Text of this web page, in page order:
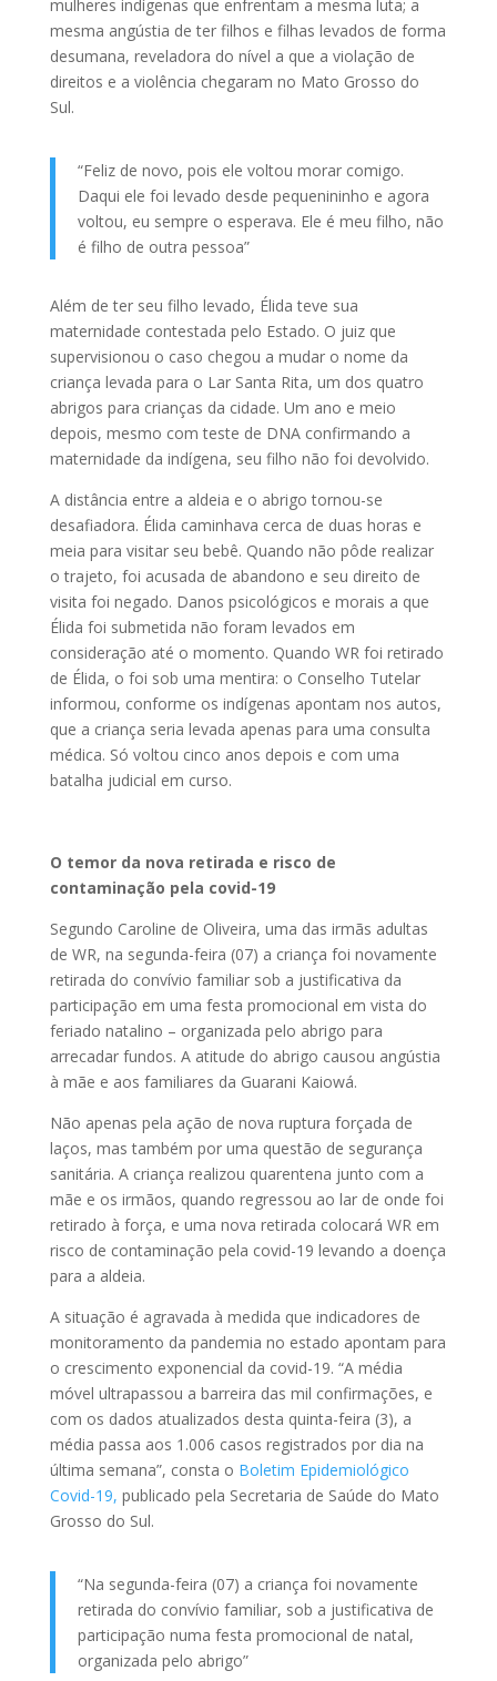
mulheres indígenas que enfrentam a mesma luta; a
mesma angústia de ter filhos e filhas levados de forma
desumana, reveladora do nível a que a violação de
direitos e a violência chegaram no Mato Grosso do
Sul.
“Feliz de novo, pois ele voltou morar comigo.
Daqui ele foi levado desde pequenininho e agora
voltou, eu sempre o esperava. Ele é meu filho, não
é filho de outra pessoa”
Além de ter seu filho levado, Élida teve sua
maternidade contestada pelo Estado. O juiz que
supervisionou o caso chegou a mudar o nome da
criança levada para o Lar Santa Rita, um dos quatro
abrigos para crianças da cidade. Um ano e meio
depois, mesmo com teste de DNA confirmando a
maternidade da indígena, seu filho não foi devolvido.
A distância entre a aldeia e o abrigo tornou-se
desafiadora. Élida caminhava cerca de duas horas e
meia para visitar seu bebê. Quando não pôde realizar
o trajeto, foi acusada de abandono e seu direito de
visita foi negado. Danos psicológicos e morais a que
Élida foi submetida não foram levados em
consideração até o momento. Quando WR foi retirado
de Élida, o foi sob uma mentira: o Conselho Tutelar
informou, conforme os indígenas apontam nos autos,
que a criança seria levada apenas para uma consulta
médica. Só voltou cinco anos depois e com uma
batalha judicial em curso.
O temor da nova retirada e risco de
contaminação pela covid-19
Segundo Caroline de Oliveira, uma das irmãs adultas
de WR, na segunda-feira (07) a criança foi novamente
retirada do convívio familiar sob a justificativa da
participação em uma festa promocional em vista do
feriado natalino – organizada pelo abrigo para
arrecadar fundos. A atitude do abrigo causou angústia
à mãe e aos familiares da Guarani Kaiowá.
Não apenas pela ação de nova ruptura forçada de
laços, mas também por uma questão de segurança
sanitária. A criança realizou quarentena junto com a
mãe e os irmãos, quando regressou ao lar de onde foi
retirado à força, e uma nova retirada colocará WR em
risco de contaminação pela covid-19 levando a doença
para a aldeia.
A situação é agravada à medida que indicadores de
monitoramento da pandemia no estado apontam para
o crescimento exponencial da covid-19. “A média
móvel ultrapassou a barreira das mil confirmações, e
com os dados atualizados desta quinta-feira (3), a
média passa aos 1.006 casos registrados por dia na
última semana”, consta o Boletim Epidemiológico
Covid-19, publicado pela Secretaria de Saúde do Mato
Grosso do Sul.
“Na segunda-feira (07) a criança foi novamente
retirada do convívio familiar, sob a justificativa de
participação numa festa promocional de natal,
organizada pelo abrigo”